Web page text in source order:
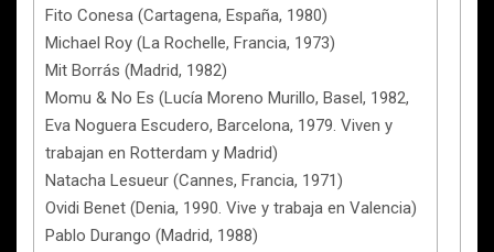
Fito Conesa (Cartagena, España, 1980)
Michael Roy (La Rochelle, Francia, 1973)
Mit Borrás (Madrid, 1982)
Momu & No Es (Lucía Moreno Murillo, Basel, 1982,
Eva Noguera Escudero, Barcelona, 1979. Viven y
trabajan en Rotterdam y Madrid)
Natacha Lesueur (Cannes, Francia, 1971)
Ovidi Benet (Denia, 1990. Vive y trabaja en Valencia)
Pablo Durango (Madrid, 1988)